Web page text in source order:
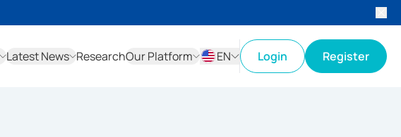
Latest News ResearchOur Platform
EN
Login Register